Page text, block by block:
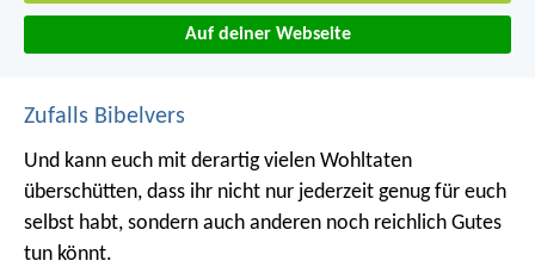
Auf deiner Webseite
Zufalls Bibelvers
Und kann euch mit derartig vielen Wohltaten
überschütten, dass ihr nicht nur jederzeit genug für euch
selbst habt, sondern auch anderen noch reichlich Gutes
tun könnt.